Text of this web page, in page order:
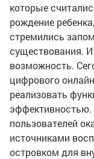
которые
рождение
стремились
существования.
возможность.
цифрового
реализовать
пользователей
источниками
островком для